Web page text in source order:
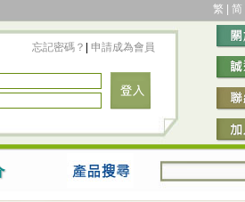
繁 简
忘記密碼？ 申請成為會員